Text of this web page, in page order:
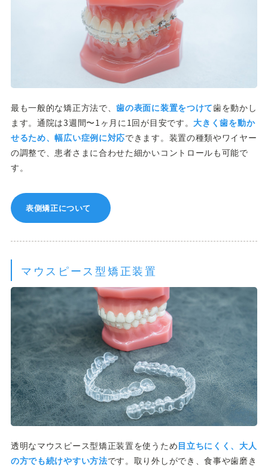
最も一般的な矯正方法で、歯の表面に装置をつけて歯を動かし
ます。通院は3週間〜1ヶ月に1回が目安です。 大きく歯を動か
せるため、幅広い症例に対応できます。装置の種類やワイヤー
の調整で、患者さまに合わせた細かいコントロールも可能で
す。
表側矯正について
マウスピース型矯正装置
透明なマウスピース型矯正装置を使うため目立ちにくく、大人
の方でも続けやすい方法です。取り外しができ、食事や歯磨き